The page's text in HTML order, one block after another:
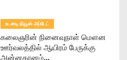
உடனடி நியூஸ் அப்டேட்
கலைஞரின் நினைவுநாள் மௌன
ஊர்வலத்தில் ஆயிரம் பேருக்கு
அன்னதானம்..,